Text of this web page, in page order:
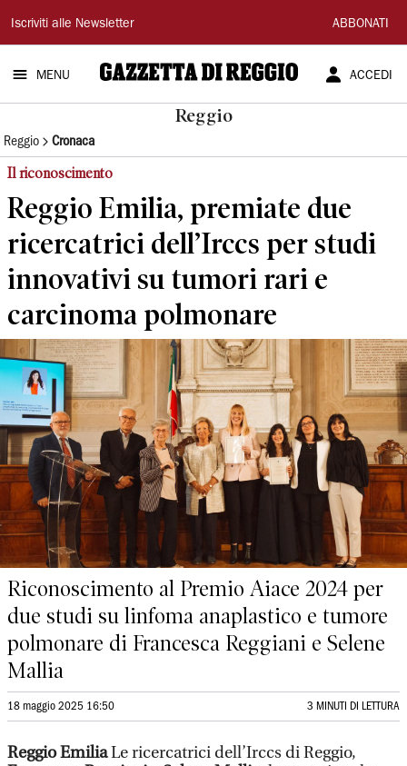
Gazzetta
di
Reggio
Iscriviti alle Newsletter ABBONATI
MENU ACCEDI
Reggio
Reggio Cronaca
Il riconoscimento
Reggio Emilia, premiate due
ricercatrici dell’Irccs per studi
innovativi su tumori rari e
carcinoma polmonare
Riconoscimento al Premio Aiace 2024 per
due studi su linfoma anaplastico e tumore
polmonare di Francesca Reggiani e Selene
Mallia
18 maggio 2025 16:50 3 MINUTI DI LETTURA
Reggio EmiliaLe ricercatrici dell’Irccs di Reggio,